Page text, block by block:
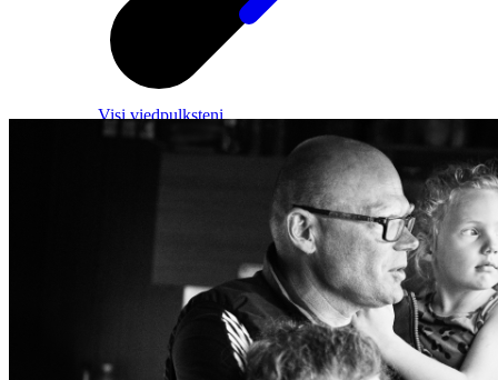
Visi viedpulksteņi
Apple
Viedpulksteņu aksesuāri
Lādētāji un adapteri
Noderīgi